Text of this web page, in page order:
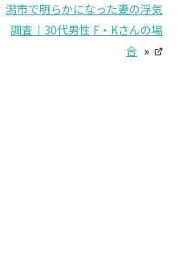
潟市で明らかになった妻の浮気
調査｜30代男性 F・Kさんの場
合 »